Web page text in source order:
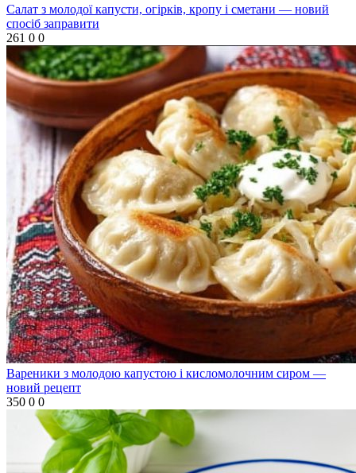
Салат з молодої капусти, огірків, кропу і сметани — новий
спосіб заправити
261 0 0
Вареники з молодою капустою і кисломолочним сиром —
новий рецепт
350 0 0